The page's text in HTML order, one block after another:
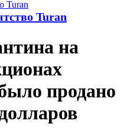
Turan
на
продано